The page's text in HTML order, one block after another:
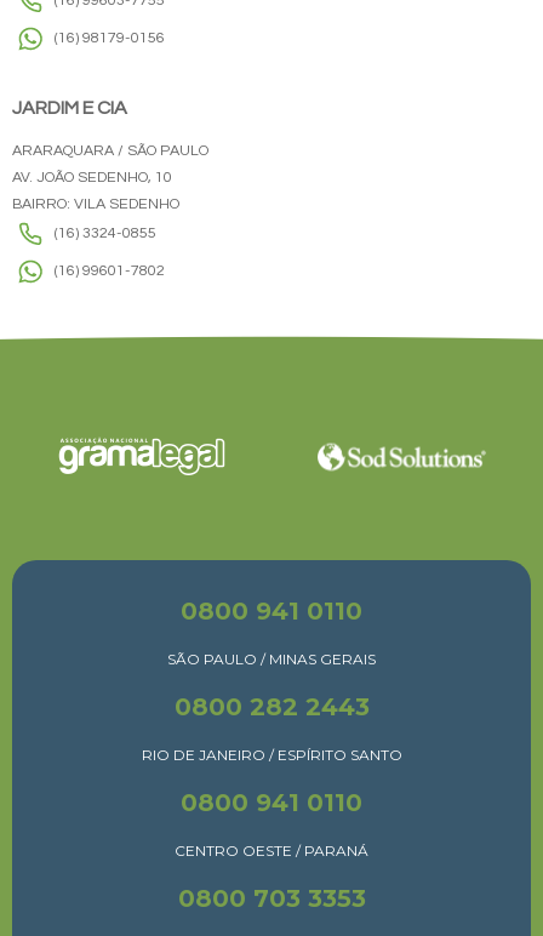
(16) 98179-0156
JARDIM E CIA
ARARAQUARA / SÃO PAULO
AV. JOÃO SEDENHO, 10
BAIRRO: VILA SEDENHO
(16) 3324-0855
(16) 99601-7802
0800 941 0110
SÃO PAULO / MINAS GERAIS
0800 282 2443
RIO DE JANEIRO / ESPÍRITO SANTO
0800 941 0110
CENTRO OESTE / PARANÁ
0800 703 3353